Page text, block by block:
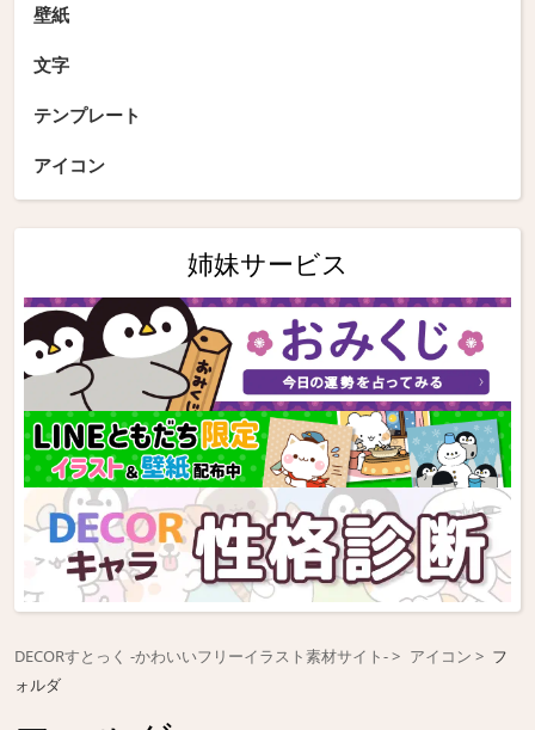
壁紙
文字
テンプレート
アイコン
姉妹サービス
DECORすとっく -かわいいフリーイラスト素材サイト- アイコン
フ
ォルダ